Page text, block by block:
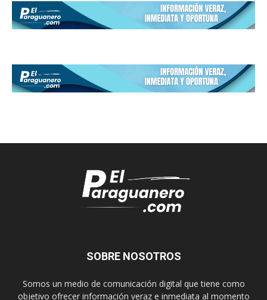
SOBRE NOSOTROS
Somos un medio de comunicación digital que tiene como
objetivo ofrecer información veraz e inmediata al momento